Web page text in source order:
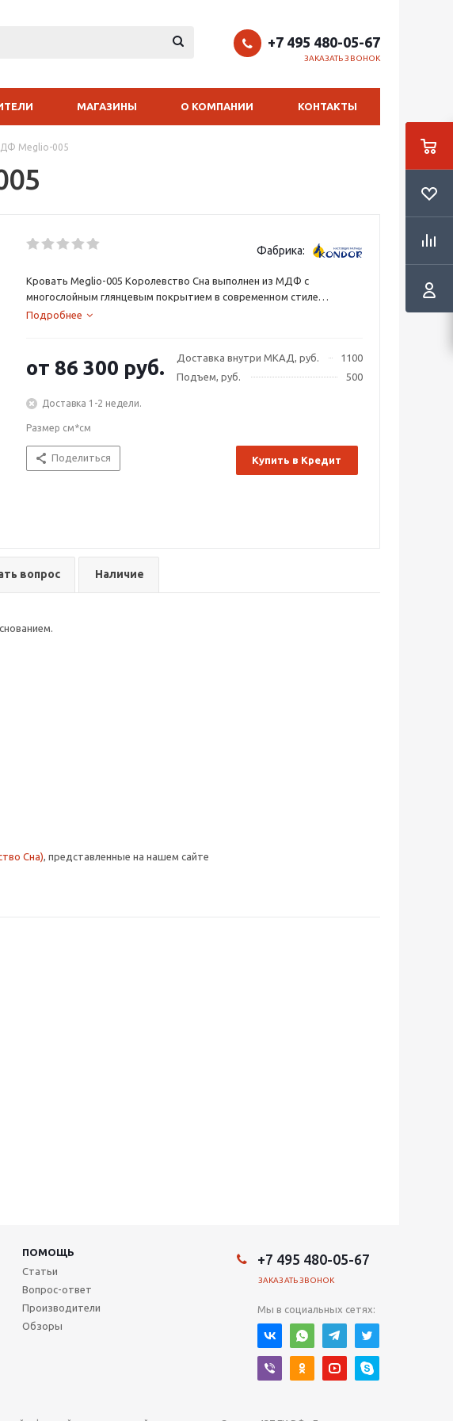
+7 495 480-05-67
ЗАКАЗАТЬ ЗВОНОК
МАГАЗИНЫ О КОМПАНИИ КОНТАКТЫ
Meglio-005
Фабрика:
Кровать Meglio-005 Королевство Сна выполнен из МДФ с
многослойным глянцевым покрытием в современном стиле
"Модерн".
Подробнее
Доставка внутри МКАД, руб.
1100
Подъем, руб.
500
от 86 300 руб.
Доставка 1-2 недели.
Размер см*см
Поделиться Купить в Кредит
вопрос Наличие
Сна), представленные на нашем сайте
ПОМОЩЬ
Статьи
Вопрос-ответ
Производители
Обзоры
+7 495 480-05-67
ЗАКАЗАТЬ ЗВОНОК
Мы в социальных сетях: